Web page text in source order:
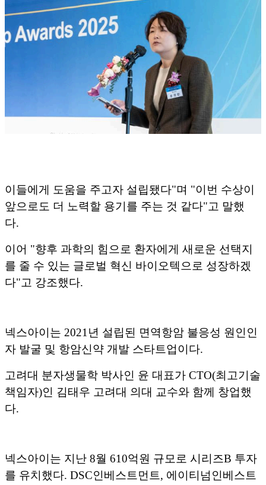
이들에게 도움을 주고자 설립됐다"며 "이번 수상이
앞으로도 더 노력할 용기를 주는 것 같다"고 말했
다.
이어 "향후 과학의 힘으로 환자에게 새로운 선택지
를 줄 수 있는 글로벌 혁신 바이오텍으로 성장하겠
다"고 강조했다.
넥스아이는 2021년 설립된 면역항암 불응성 원인인
자 발굴 및 항암신약 개발 스타트업이다.
고려대 분자생물학 박사인 윤 대표가 CTO(최고기술
책임자)인 김태우 고려대 의대 교수와 함께 창업했
다.
넥스아이는 지난 8월 610억원 규모로 시리즈B 투자
를 유치했다. DSC인베스트먼트, 에이티넘인베스트